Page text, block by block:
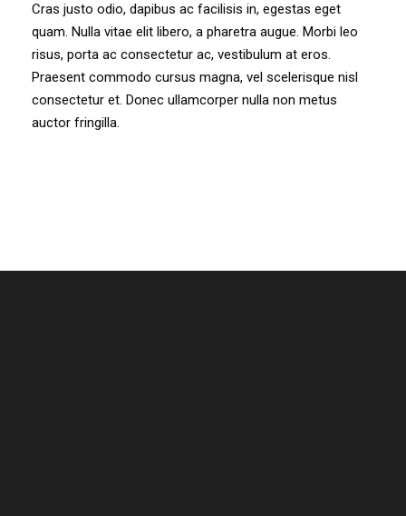
Cras justo odio, dapibus ac facilisis in, egestas eget
quam. Nulla vitae elit libero, a pharetra augue. Morbi leo
risus, porta ac consectetur ac, vestibulum at eros.
Praesent commodo cursus magna, vel scelerisque nisl
consectetur et. Donec ullamcorper nulla non metus
auctor fringilla.